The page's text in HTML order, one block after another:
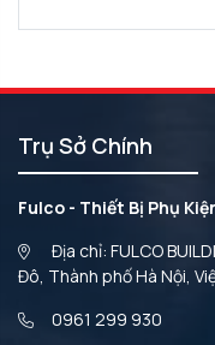
Trụ Sở Chính
Fulco - Thiết Bị Phụ
Địa chỉ: FULCO
Đô, Thành phố Hà Nội,
0961 299 930